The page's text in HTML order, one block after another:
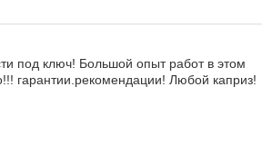
под ключ! Большой опыт работ в этом
гарантии.рекомендации! Любой каприз!